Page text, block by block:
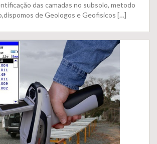
das camadas no subsolo, metodo
de Geologos e Geofisicos […]